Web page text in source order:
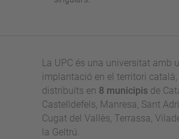
La UPC és una universitat amb
implantació en el territori
distribuïts en 8 municipis de
Castelldefels, Manresa, Sant
Cugat del Vallès, Terrassa,
la Geltrú.